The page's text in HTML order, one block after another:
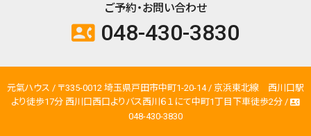
ご予約・お問い合わせ
contact_phone 048-430-3830
元氣ハウス / 〒335-0012 埼玉県戸田市中町1-20-14 / 京浜東北線 西川口駅
より徒歩17分 西川口西口よりバス西川６１にて中町1丁目下車徒歩2分 / contact_phone
048-430-3830